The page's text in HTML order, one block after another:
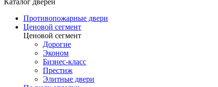
Каталог дверей
Противопожарные двери
Ценовой сегмент
Ценовой сегмент
Дорогие
Эконом
Бизнес-класс
Престиж
Элитные двери